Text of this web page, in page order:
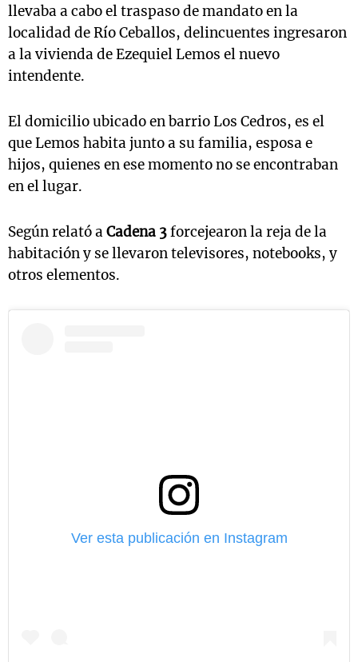
llevaba a cabo el traspaso de mandato en la
localidad de Río Ceballos, delincuentes ingresaron
a la vivienda de Ezequiel Lemos el nuevo
intendente.
El domicilio ubicado en barrio Los Cedros, es el
que Lemos habita junto a su familia, esposa e
hijos, quienes en ese momento no se encontraban
en el lugar.
Según relató aCadena 3forcejearon la reja de la
habitación y se llevaron televisores, notebooks, y
otros elementos.
Ver esta publicación en Instagram